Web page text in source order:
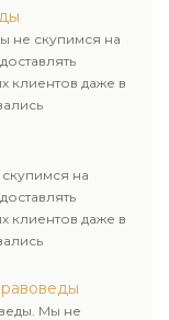
к каждому
не скупимся на
клиентов даже в
на
клиентов даже в
Мы не